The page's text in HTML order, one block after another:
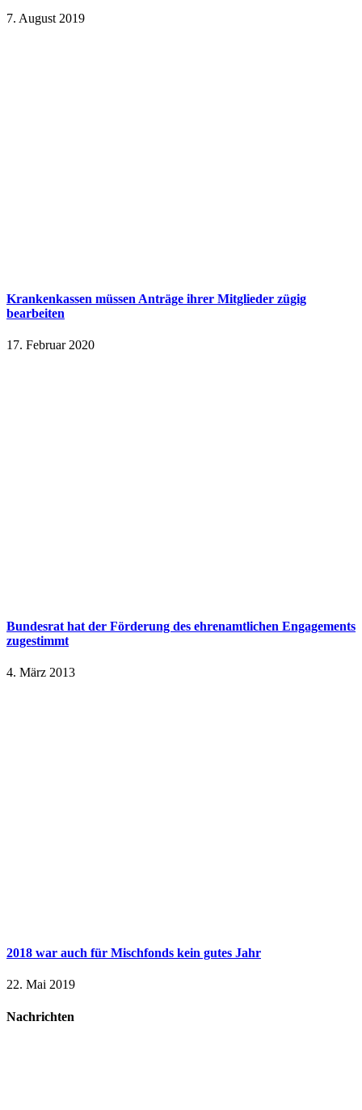
7. August 2019
Krankenkassen müssen Anträge ihrer Mitglieder zügig
bearbeiten
17. Februar 2020
Bundesrat hat der Förderung des ehrenamtlichen Engagements
zugestimmt
4. März 2013
2018 war auch für Mischfonds kein gutes Jahr
22. Mai 2019
Nachrichten